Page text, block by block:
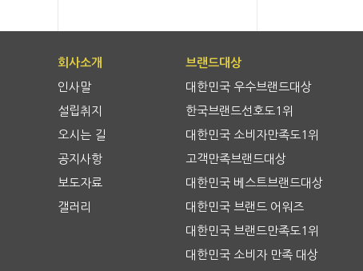
회사소개
인사말
설립취지
오시는 길
공지사항
보도자료
갤러리
브랜드대상
대한민국 우수브랜드대상
한국브랜드선호도1위
대한민국 소비자만족도1위
고객만족브랜드대상
대한민국 베스트브랜드대상
대한민국 브랜드 어워즈
대한민국 브랜드만족도1위
대한민국 소비자 만족 대상